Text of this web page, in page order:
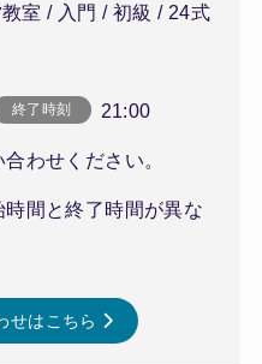
室 / 入門 / 初級 / 24式
終了時刻 21:00
わせください。
間と終了時間が異な
せはこちら